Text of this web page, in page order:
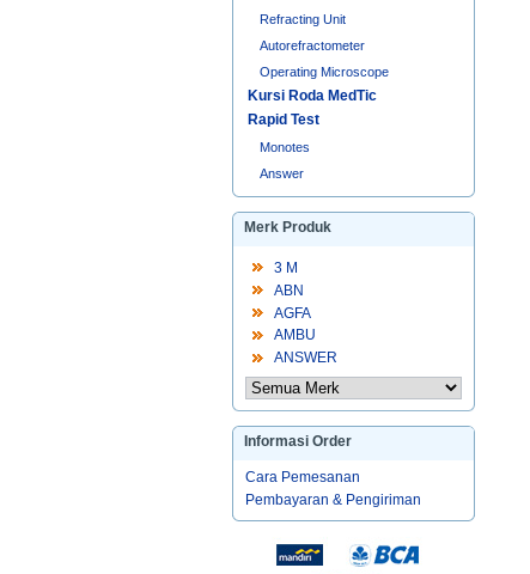
Refracting Unit
Autorefractometer
Operating Microscope
Kursi Roda MedTic
Rapid Test
Monotes
Answer
Merk Produk
3 M
ABN
AGFA
AMBU
ANSWER
Informasi Order
Cara Pemesanan
Pembayaran & Pengiriman